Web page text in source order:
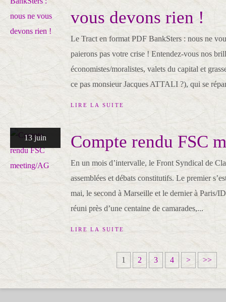
vous devons rien !
Le Tract en format PDF BankSters : nous ne
paierons pas votre crise ! Entendez-vous nos
économistes/moralistes, valets du capital et
ce pas monsieur Jacques ATTALI ?), qui se
LIRE LA SUITE
13 juin Compte rendu FSC
En un mois d’intervalle, le Front Syndical de
assemblées et débats constitutifs. Le premier
mai, le second à Marseille et le dernier à Paris/
réuni près d’une centaine de camarades,...
LIRE LA SUITE
1 2 3 4 > >>